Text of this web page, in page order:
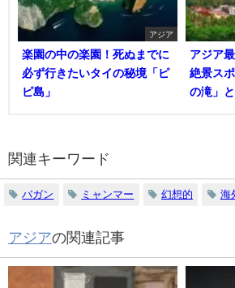
アジア
楽園の中の楽園！死ぬまでに
必ず行きたいタイの秘境「ピ
ピ島」
アジア
絶景ス
の滝」
関連キーワード
バガン ミャンマー 幻想的 海
アジアの関連記事